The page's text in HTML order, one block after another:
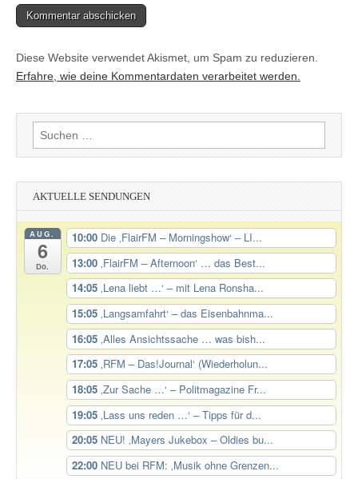
Diese Website verwendet Akismet, um Spam zu reduzieren.
Erfahre, wie deine Kommentardaten verarbeitet werden.
Suchen
nach:
AKTUELLE SENDUNGEN
AUG.
6
Do.
10:00 Die ‚FlairFM – Morningshow‘ – LI...
13:00 ‚FlairFM – Afternoon‘ … das Best...
14:05 ‚Lena liebt …‘ – mit Lena Ronsha...
15:05 ‚Langsamfahrt‘ – das Eisenbahnma...
16:05 ‚Alles Ansichtssache … was bish...
17:05 ‚RFM – Das!Journal‘ (Wiederholun...
18:05 ‚Zur Sache …‘ – Politmagazine Fr...
19:05 ‚Lass uns reden …‘ – Tipps für d...
20:05 NEU! ‚Mayers Jukebox – Oldies bu...
22:00 NEU bei RFM: ‚Musik ohne Grenzen...